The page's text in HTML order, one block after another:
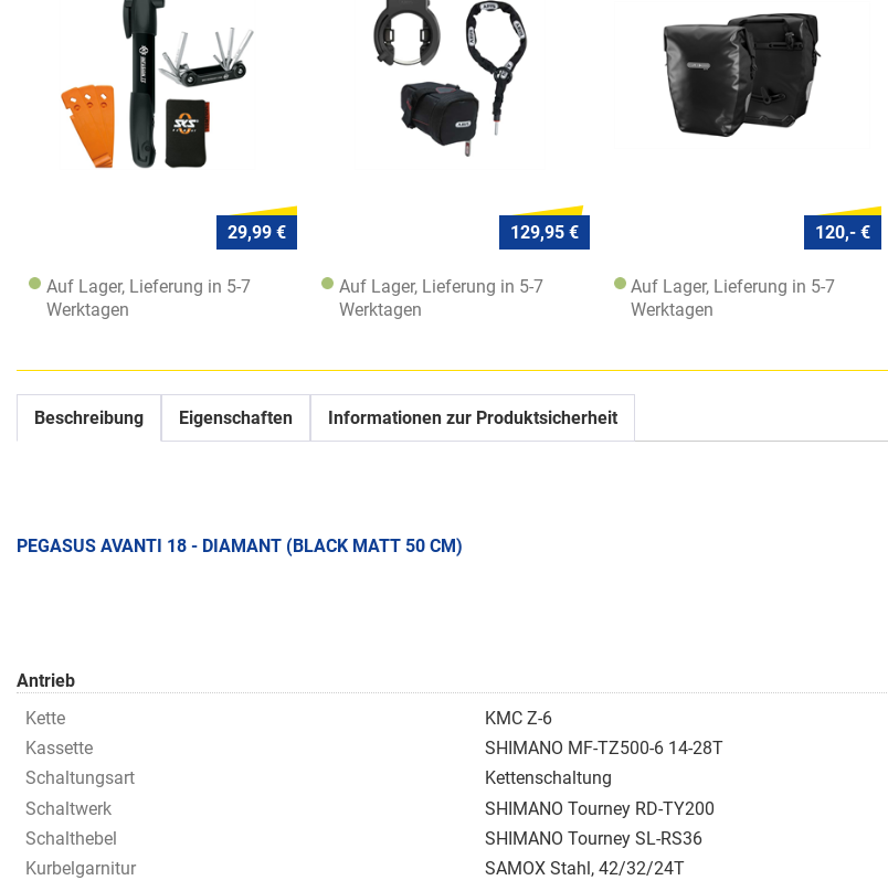
29,99 €
Auf Lager, Lieferung in 5-7
Werktagen
129,95 €
Auf Lager, Lieferung in 5-7
Werktagen
120,- €
Auf Lager, Lieferung in 5-7
Werktagen
Beschreibung Eigenschaften Informationen zur Produktsicherheit
PEGASUS AVANTI 18 - DIAMANT (BLACK MATT 50 CM)
Antrieb
Kette
KMC Z-6
Kassette
SHIMANO MF-TZ500-6 14-28T
Schaltungsart
Kettenschaltung
Schaltwerk
SHIMANO Tourney RD-TY200
Schalthebel
SHIMANO Tourney SL-RS36
Kurbelgarnitur
SAMOX Stahl, 42/32/24T